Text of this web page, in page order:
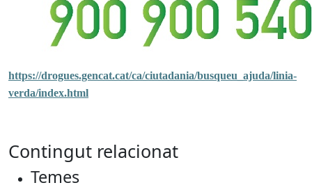
https://drogues.gencat.cat/ca/ciutadania/busqueu_ajuda/linia-
verda/index.html
Contingut relacionat
Temes